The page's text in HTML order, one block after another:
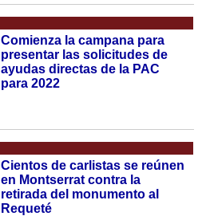
Comienza la campana para
presentar las solicitudes de
ayudas directas de la PAC
para 2022
Cientos de carlistas se reúnen
en Montserrat contra la
retirada del monumento al
Requeté